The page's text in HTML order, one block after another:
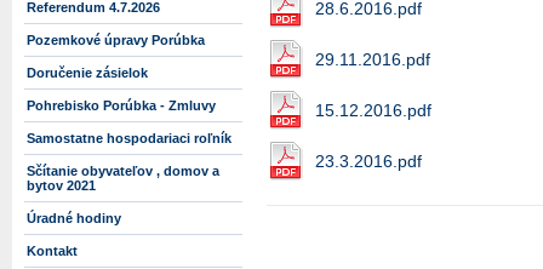
Referendum 4.7.2026
Pozemkové úpravy Porúbka
Doručenie zásielok
Pohrebisko Porúbka - Zmluvy
Samostatne hospodariaci roľník
Sčítanie obyvateľov , domov a
bytov 2021
Úradné hodiny
Kontakt
28.6.2016.pdf
29.11.2016.pdf
15.12.2016.pdf
23.3.2016.pdf